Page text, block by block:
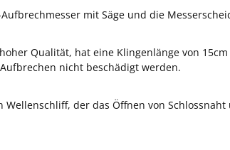
mit Säge und die
Qualität, hat eine Klingenlänge von
nicht beschädigt werden.
Wellenschliff, der das Öffnen von